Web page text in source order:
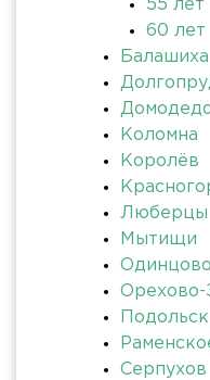
55 лет
60 лет
Балашиха
Коломна
Королёв
Люберцы
Мытищи
Одинцово
Орехово-
Подольск
Серпухов